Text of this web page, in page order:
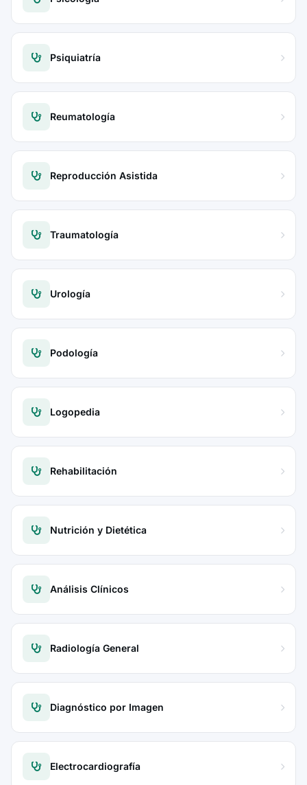
Psiquiatría
Reumatología
Reproducción Asistida
Traumatología
Urología
Podología
Logopedia
Rehabilitación
Nutrición y Dietética
Análisis Clínicos
Radiología General
Diagnóstico por Imagen
Electrocardiografía